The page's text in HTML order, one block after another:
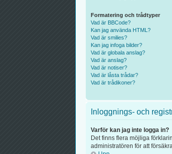
Formatering och trådtyper
Vad är BBCode?
Kan jag använda HTML?
Vad är smilies?
Kan jag infoga bilder?
Vad är globala anslag?
Vad är anslag?
Vad är notiser?
Vad är låsta trådar?
Vad är trådikoner?
Inloggnings- och
Varför kan jag inte logga in?
Det finns flera möjliga
administratören för att